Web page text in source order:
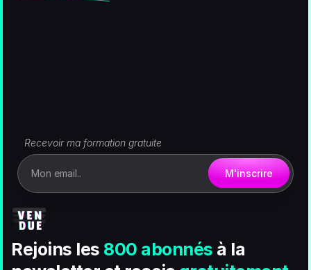
Mon email..
Recevoir ma formation gratuite
M'inscrire
Rejoins les 800 abonnés à la